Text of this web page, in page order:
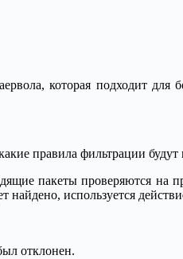
которая подходит
правила фильтрации
пакеты проверяются на
найдено, используется
отклонен.